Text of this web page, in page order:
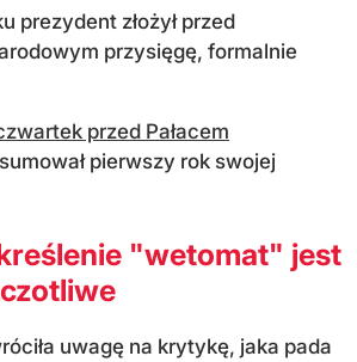
prezydent złożył przed
przysięgę, formalnie
przed Pałacem
pierwszy rok swojej
"wetomat" jest
uwagę na krytykę, jaka pada